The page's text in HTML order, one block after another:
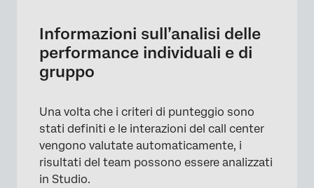
Visualizzare le schede punteggi per
interazioni specifiche
Altri modi per relazionare sul punteggio
intelligente
Monitoraggio delle modifiche del punteggio
Informazioni sull’analisi delle
performance individuali e di
gruppo
Una volta che i criteri di punteggio sono
stati definiti e le interazioni del call center
vengono valutate automaticamente, i
risultati del team possono essere analizzati
in Studio.